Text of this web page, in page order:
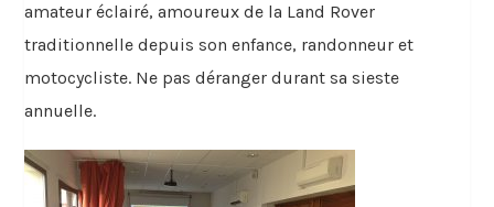
amateur éclairé, amoureux de la Land Rover
traditionnelle depuis son enfance, randonneur et
motocycliste. Ne pas déranger durant sa sieste
annuelle.